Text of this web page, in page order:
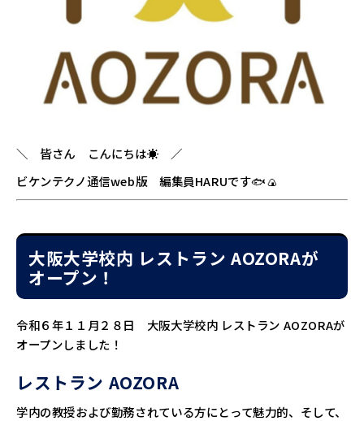
＼ 皆さん こんにちは☀ ／
ビケンテクノ通信web版 編集員HARUです🐟🍙
大阪大学校内 レストラン AOZORAが
オープン！
令和６年１１月２８日 大阪大学校内 レストラン AOZORAが
オープンしました！
レストラン AOZORA
学内の教授および勤務されている方にとって魅力的、そして、